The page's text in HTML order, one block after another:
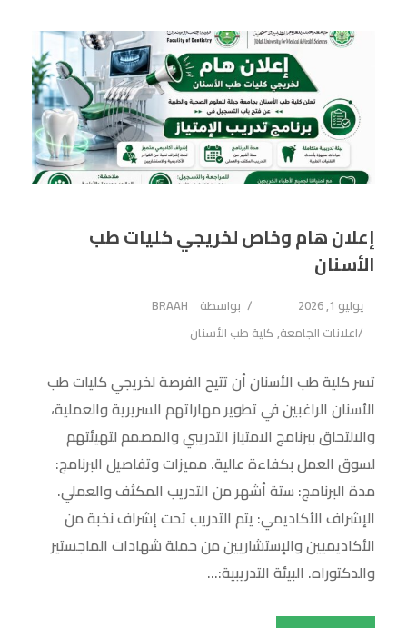
إعلان هام وخاص لخريجي كليات طب
الأسنان
يوليو 1, 2026 بواسطة
BRAAH
اعلانات الجامعة, كلية طب الأسنان
تسر كلية طب الأسنان أن تتيح الفرصة لخريجي كليات طب
الأسنان الراغبين في تطوير مهاراتهم السريرية والعملية،
والالتحاق ببرنامج الامتياز التدريبي والمصمم لتهيئتهم
لسوق العمل بكفاءة عالية. مميزات وتفاصيل البرنامج:
مدة البرنامج: ستة أشهر من التدريب المكثف والعملي.
الإشراف الأكاديمي: يتم التدريب تحت إشراف نخبة من
الأكاديميين والإستشاريين من حملة شهادات الماجستير
والدكتوراه. البيئة التدريبية:...